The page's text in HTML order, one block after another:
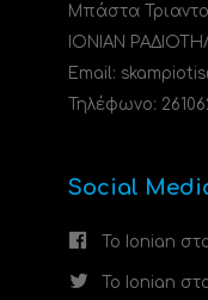
Μπάστα
ΙΟΝΙΑΝ
Email:
Τηλέφωνο:
Social
Το Ionian
Το Ionian